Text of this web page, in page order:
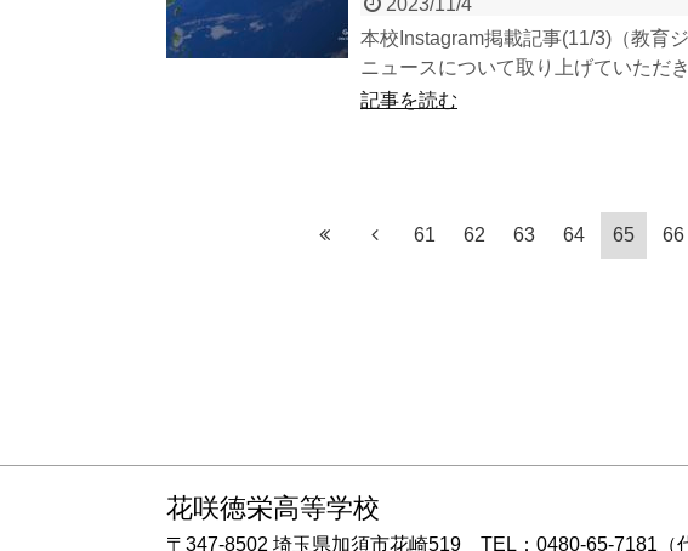
2023/11/4
本校Instagram掲載記事(11/3)（教育
ニュースについて取り上げていただ
記事を読む
61 62 63 64 65 66
花咲徳栄高等学校
〒347-8502 埼玉県加須市花崎519 TEL：0480-65-7181